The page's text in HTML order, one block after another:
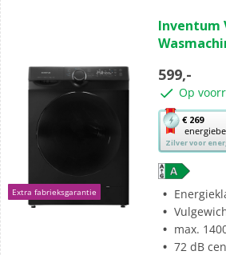
Extra fabrieksgarantie
van
de
sterren.
Inventum
599,-
Op
€ 269
Zilver voor
Met
deze
knop
opent
Youreko’s
tool
voormax.
72 dB